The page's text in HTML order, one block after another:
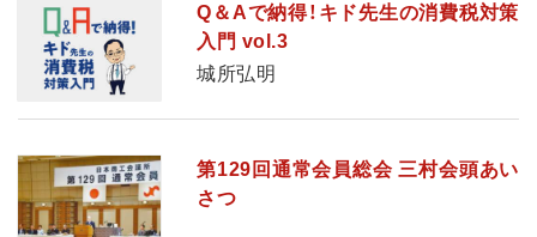
Q＆Aで納得！キド先生の消費税対策
入門 vol.3
城所弘明
第129回通常会員総会 三村会頭あい
さつ